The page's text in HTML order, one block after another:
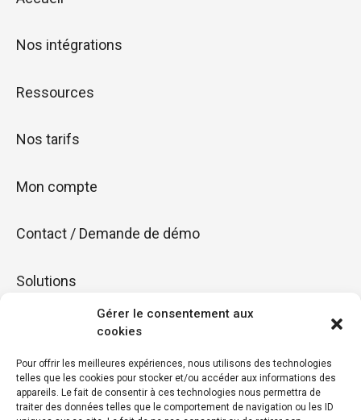
Gérer le consentement aux
cookies
Pour offrir les meilleures expériences, nous utilisons des technologies
telles que les cookies pour stocker et/ou accéder aux informations des
appareils. Le fait de consentir à ces technologies nous permettra de
traiter des données telles que le comportement de navigation ou les ID
Nos intégrations
Ressources
Nos tarifs
Mon compte
Contact / Demande de démo
Solutions
Booster